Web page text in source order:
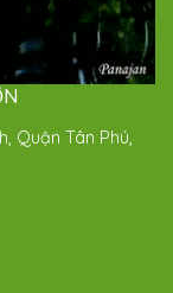
Quận Tân Phú,